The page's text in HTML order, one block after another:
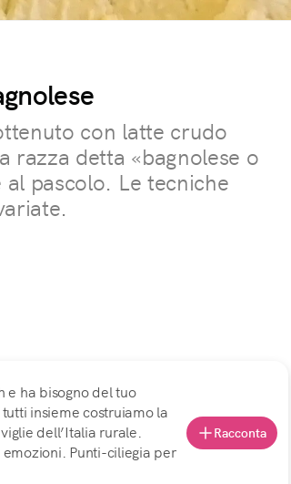
con latte crudo
razza detta «bagnolese o
pascolo. Le tecniche
e ha bisogno del tuo
insieme costruiamo la
dell’Italia rurale.
Punti-ciliegia per
Racconta